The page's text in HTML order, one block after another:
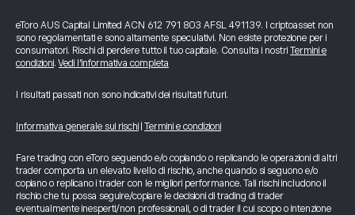
eToro AUS Capital Limited ACN 612 791 803 AFSL 491139. I criptoasset non
sono regolamentati e sono altamente speculativi. Non esiste protezione per i
consumatori. Rischi di perdere tutto il tuo capitale. Consulta i nostri Termini e
condizioni.Vedi l’informativa completa
I risultati passati non sono indicativi dei risultati futuri.
Informativa generale sui rischi Termini e condizioni
Fare trading con eToro seguendo e/o copiando o replicando le operazioni di altri
trader comporta un elevato livello di rischio, anche quando si seguono e/o
copiano o replicano i trader con le migliori performance. Tali rischi includono il
rischio che tu possa seguire/copiare le decisioni di trading di trader
eventualmente inesperti/non professionali, o di trader il cui scopo o intenzione